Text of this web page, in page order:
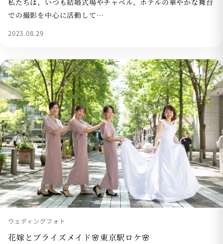
での撮影を中心に活動して…
2023.08.29
ウェディングフォト
花嫁とブライズメイド🌸東京駅ロケ🌸